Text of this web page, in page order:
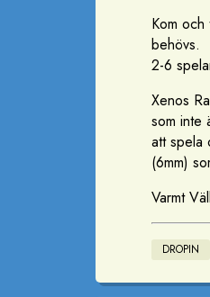
Kom
behövs.
2-6
Xenos
som inte
att spela
(6mm)
Varmt
DROPIN